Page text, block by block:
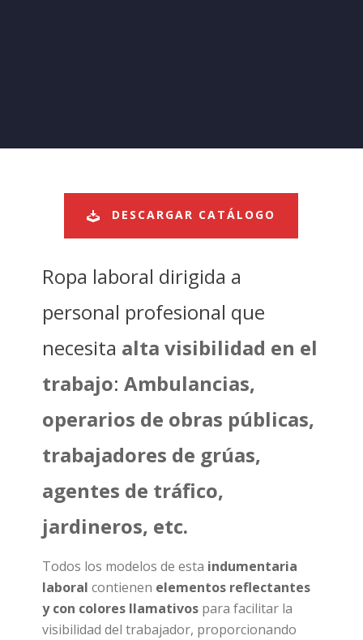
DESCARGAR CATÁLOGO
Ropa laboral dirigida a
personal profesional que
necesita alta visibilidad en el
trabajo:Ambulancias,
operarios de obras públicas,
trabajadores de grúas,
agentes de tráfico,
jardineros, etc.
Todos los modelos de esta indumentaria
laboral contienen elementos reflectantes
y con colores llamativos para facilitar la
visibilidad del trabajador, proporcionando